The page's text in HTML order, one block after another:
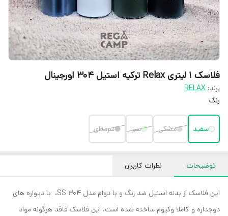
فلاسک 1 لیتری Relax ترکیه استیل 304 اورجینال
برند: RELAX
رنگ
سفید مشکی سبز سرمه‌ای
توضیحات نظرات کاربران
این فلاسک از بدنه استیل ضد زنگ و با دوام مدل SS 304، با دیواره های
دوجداره و کاملا وکیوم ساخته شده است، این فلاسک فاقد هرگونه مواد